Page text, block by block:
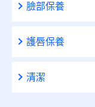
臉部保養
護唇保養
清潔